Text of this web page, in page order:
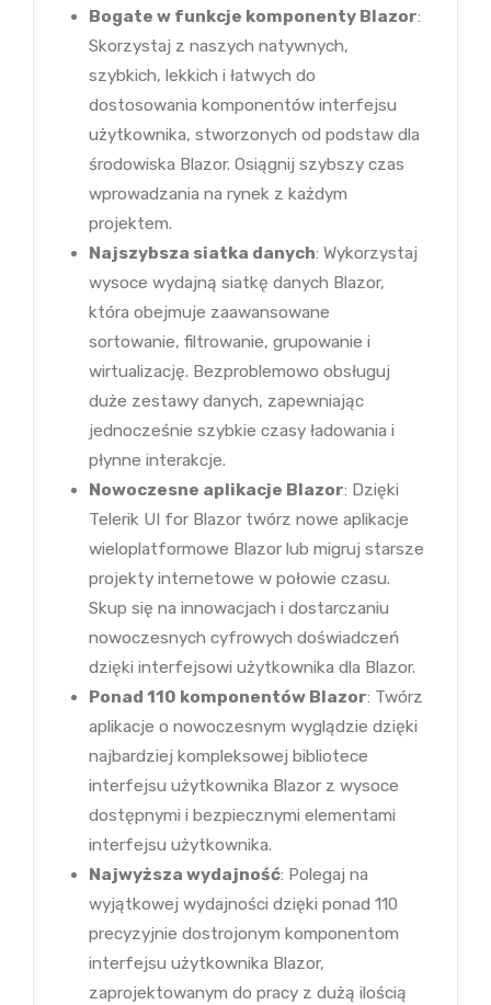
Bogate w funkcje komponenty Blazor:
Skorzystaj z naszych natywnych,
szybkich, lekkich i łatwych do
dostosowania komponentów interfejsu
użytkownika, stworzonych od podstaw dla
środowiska Blazor. Osiągnij szybszy czas
wprowadzania na rynek z każdym
projektem.
Najszybsza siatka danych: Wykorzystaj
wysoce wydajną siatkę danych Blazor,
która obejmuje zaawansowane
sortowanie, filtrowanie, grupowanie i
wirtualizację. Bezproblemowo obsługuj
duże zestawy danych, zapewniając
jednocześnie szybkie czasy ładowania i
płynne interakcje.
Nowoczesne aplikacje Blazor: Dzięki
Telerik UI for Blazor twórz nowe aplikacje
wieloplatformowe Blazor lub migruj starsze
projekty internetowe w połowie czasu.
Skup się na innowacjach i dostarczaniu
nowoczesnych cyfrowych doświadczeń
dzięki interfejsowi użytkownika dla Blazor.
Ponad 110 komponentów Blazor: Twórz
aplikacje o nowoczesnym wyglądzie dzięki
najbardziej kompleksowej bibliotece
interfejsu użytkownika Blazor z wysoce
dostępnymi i bezpiecznymi elementami
interfejsu użytkownika.
Najwyższa wydajność: Polegaj na
wyjątkowej wydajności dzięki ponad 110
precyzyjnie dostrojonym komponentom
interfejsu użytkownika Blazor,
zaprojektowanym do pracy z dużą ilością